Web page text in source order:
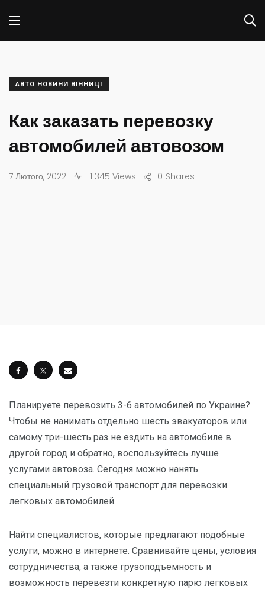
АВТО НОВИНИ ВІННИЦІ
Как заказать перевозку
автомобилей автовозом
7 Лютого, 2022 1 345 Views Shares
0
Планируете перевозить 3-6 автомобилей по Украине?
Чтобы не нанимать отдельно шесть эвакуаторов или
самому три-шесть раз не ездить на автомобиле в
другой город и обратно, воспользуйтесь лучше
услугами автовоза. Сегодня можно нанять
специальный грузовой транспорт для перевозки
легковых автомобилей.
Найти специалистов, которые предлагают подобные
услуги, можно в интернете. Сравнивайте цены, условия
сотрудничества, а также грузоподъемность и
возможность перевезти конкретную парю легковых